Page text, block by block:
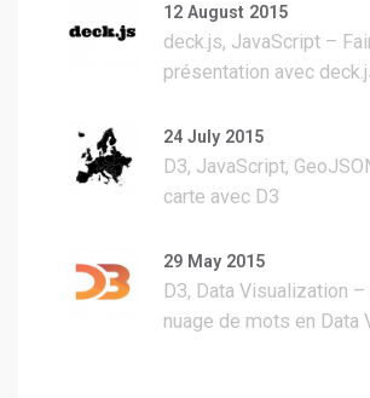
12 August 2015
deck.js, JavaScript –
présentation avec
24 July 2015
D3, JavaScript,
carte avec D3
29 May 2015
D3, Data Visualization –
nuage de mots en Data